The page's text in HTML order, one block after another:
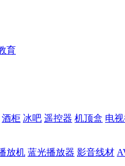
育
酒柜 冰吧 遥控器 机顶盒 电
放机 蓝光播放器 影音线材